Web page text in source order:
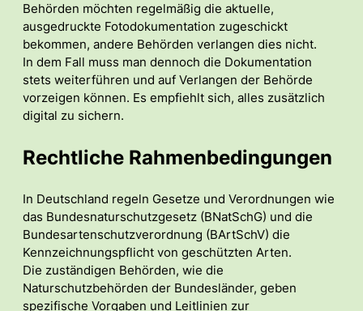
Behörden möchten regelmäßig die aktuelle,
ausgedruckte Fotodokumentation zugeschickt
bekommen, andere Behörden verlangen dies nicht.
In dem Fall muss man dennoch die Dokumentation
stets weiterführen und auf Verlangen der Behörde
vorzeigen können. Es empfiehlt sich, alles zusätzlich
digital zu sichern.
Rechtliche Rahmenbedingungen
In Deutschland regeln Gesetze und Verordnungen wie
das Bundesnaturschutzgesetz (BNatSchG) und die
Bundesartenschutzverordnung (BArtSchV) die
Kennzeichnungspflicht von geschützten Arten.
Die zuständigen Behörden, wie die
Naturschutzbehörden der Bundesländer, geben
spezifische Vorgaben und Leitlinien zur